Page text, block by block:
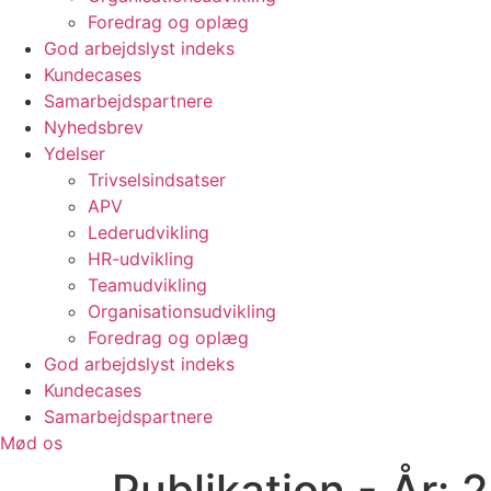
Foredrag og oplæg
God arbejdslyst indeks
Kundecases
Samarbejdspartnere
Nyhedsbrev
Ydelser
Trivselsindsatser
APV
Lederudvikling
HR-udvikling
Teamudvikling
Organisationsudvikling
Foredrag og oplæg
God arbejdslyst indeks
Kundecases
Samarbejdspartnere
Mød os